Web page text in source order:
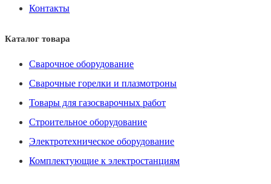
Контакты
Каталог товара
Сварочное оборудование
Сварочные горелки и плазмотроны
Товары для газосварочных работ
Строительное оборудование
Электротехническое оборудование
Комплектующие к электростанциям